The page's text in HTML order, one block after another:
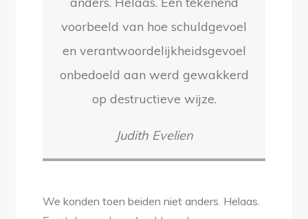
voorbeeld van hoe schuldgevoel
en verantwoordelijkheidsgevoel
onbedoeld aan werd gewakkerd
op destructieve wijze.
Judith Evelien
We konden toen beiden niet anders. Helaas.